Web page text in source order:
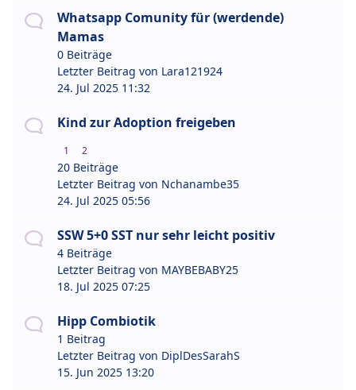
Whatsapp Comunity für (werdende)
Mamas
0 Beiträge
Letzter Beitrag von Lara121924
24. Jul 2025 11:32
Kind zur Adoption freigeben
1 2
20 Beiträge
Letzter Beitrag von Nchanambe35
24. Jul 2025 05:56
SSW 5+0 SST nur sehr leicht positiv
4 Beiträge
Letzter Beitrag von MAYBEBABY25
18. Jul 2025 07:25
Hipp Combiotik
1 Beitrag
Letzter Beitrag von DiplDesSarahS
15. Jun 2025 13:20